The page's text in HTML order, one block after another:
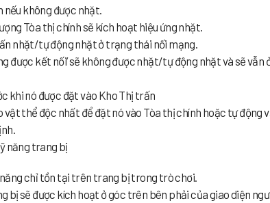
không được nhặt.
Tòa thị chính sẽ kích hoạt hiệu ứng nhặt.
nhặt/tự động nhặt ở trạng thái nối mạng.
được kết nối’ sẽ không được nhặt/tự động nhặt và sẽ vẫn
khi nó được đặt vào Kho Thị trấn
thể độc nhất để đặt nó vào Tòa thị chính hoặc tự động
năng trang bị
chỉ tồn tại trên trang bị trong trò chơi.
sẽ được kích hoạt ở góc trên bên phải của giao diện